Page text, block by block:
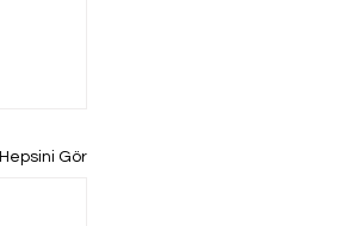
Hepsini Gör